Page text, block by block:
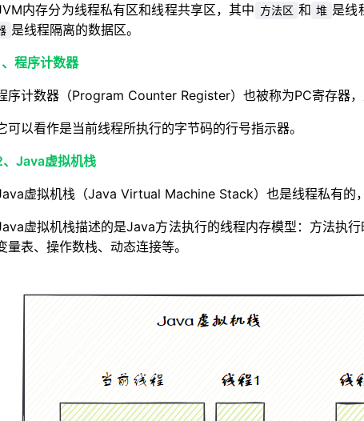
内存分为线程私有区和线程共享区，其中 方法区 和 堆 是线
是线程隔离的数据区。
程序计数器
序计数器（Program Counter Register）也被称为PC寄存器，
可以看作是当前线程所执行的字节码的行号指示器。
、Java虚拟机栈
虚拟机栈（Java Virtual Machine Stack）也是线程私有的
虚拟机栈描述的是Java方法执行的线程内存模型：方法执
量表、操作数栈、动态连接等。